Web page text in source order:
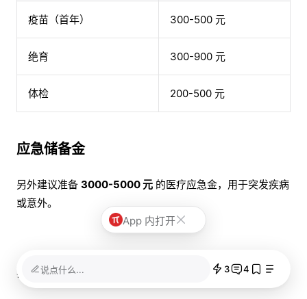
疫苗（首年） 300-500 元
绝育 300-900 元
体检 200-500 元
应急储备金
另外建议准备 3000-5000 元 的医疗应急金，用于突发疾病
或意外。
养猫第一周的核心是： 给猫时间，让它按自己的节奏适应
说点什么... 3 4
App 内打开